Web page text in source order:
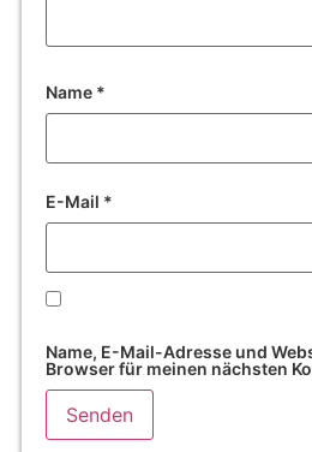
Name *
E-Mail *
Name, E-Mail-Adresse und
Browser für meinen nächsten